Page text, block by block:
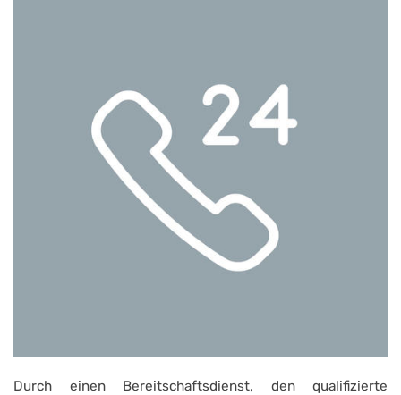
Durch einen Bereitschaftsdienst, den qualifizierte